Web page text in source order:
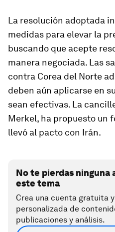
La resolución adoptada
medidas para elevar la
buscando que acepte
manera negociada. Las
contra Corea del Norte
deben aún aplicarse en
sean efectivas. La
Merkel, ha propuesto un
llevó al pacto con Irán.
No te pierdas ninguna
este tema
Crea una cuenta gratuita
personalizada de
publicaciones y análisis.